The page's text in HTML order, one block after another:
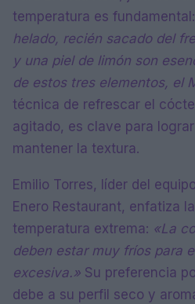
temperatura es fundamental:
helado, recién sacado del
y una piel de limón son
de estos tres elementos, el
técnica de refrescar el
agitado, es clave para
mantener la textura.
Emilio Torres, líder del
Enero Restaurant, enfatiza
temperatura extrema: «La
deben estar muy fríos para
excesiva.» Su preferencia
debe a su perfil seco y